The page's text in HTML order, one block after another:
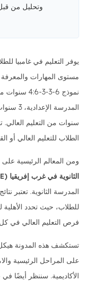
وتحليل من قبل
يوفر التعليم في غامبيا
مستوى المهارات والمعرفة
سنوات من التعليم
الطلاب للتعليم العالي أو
ومن المعالم الرئيسية
الثانوية في غرب إفريقيا (WASSCE)
للطلاب، حيث تحدد الأهلية
فرص التعليم العالي في
تستكشف هذه المدونة
على المراحل الرئيسية
الأكاديمية. سننظر أيضًا في